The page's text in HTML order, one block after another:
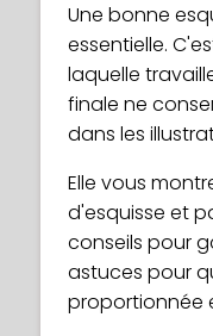
Une bonne
essentielle.
laquelle
finale ne
dans les
Elle vous
d'esquisse et
conseils pour
astuces pour
proportionnée